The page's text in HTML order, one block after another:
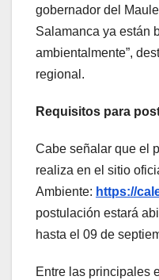
gobernador del
Salamanca ya están
ambientalmente”,
regional.
Requisitos para
Cabe señalar que el
realiza en el sitio
Ambiente: https://
postulación estará
hasta el 09 de
Entre las principales